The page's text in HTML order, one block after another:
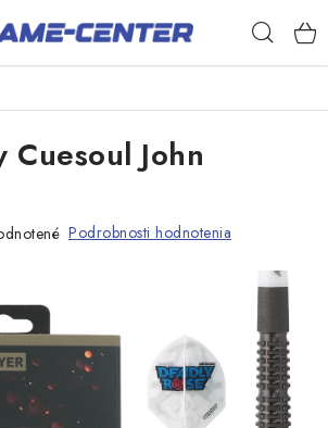
Cuesoul John
Podrobnosti hodnotenia